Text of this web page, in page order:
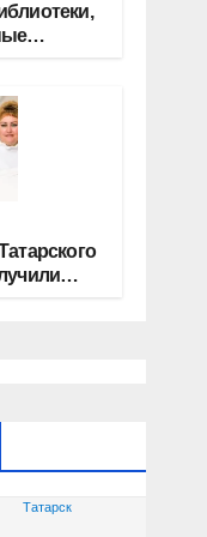
Татарск